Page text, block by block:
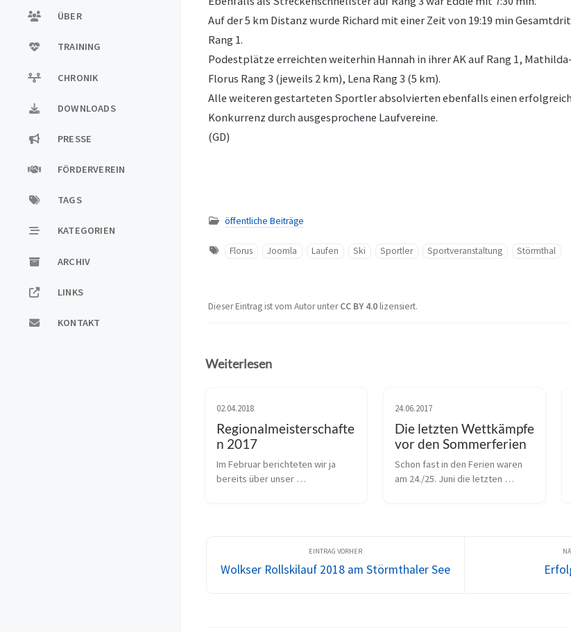
ÜBER
TRAINING
CHRONIK
DOWNLOADS
PRESSE
FÖRDERVEREIN
TAGS
KATEGORIEN
ARCHIV
LINKS
KONTAKT
Auf der 5 km Distanz wurde Richard mit einer Zeit von 19:19 min
Rang 1.
Podestplätze erreichten weiterhin Hannah in ihrer AK auf Rang 1,
Florus Rang 3 (jeweils 2 km), Lena Rang 3 (5 km).
Alle weiteren gestarteten Sportler absolvierten ebenfalls einen
Konkurrenz durch ausgesprochene Laufvereine.
(GD)
öffentliche Beiträge
Florus Joomla Laufen Ski Sportler Sportveranstaltung Störmthal
Dieser Eintrag ist vom Autor unterCC BY 4.0lizensiert.
Weiterlesen
02.04.2018
Regionalmeisterschafte
n 2017
Im Februar berichteten wir ja
bereits über unser
Jung bis Alt auf die Bret...
24.06.2017
Die letzten Wettkämpfe
vor den Sommerferien
Schon fast in den Ferien waren
am 24./25. Juni die letzten
Wolkser Rollskilauf 2018 am Störmthaler See